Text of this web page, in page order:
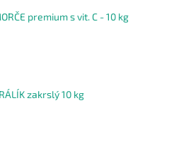
premium s vit. C - 10 kg
zakrslý 10 kg